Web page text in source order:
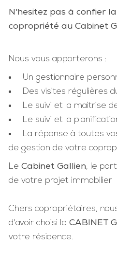
N'hesitez pas à confier
copropriété au Cabinet
Nous vous apporterons :
Un gestionnaire
Des visites régulières
Le suivi et la maitrise
Le suivi et la
La réponse à toutes
de gestion de votre
Le Cabinet Gallien, le
de votre projet immobilier
Chers copropriétaires,
d'avoir choisi le CABINET
votre résidence.